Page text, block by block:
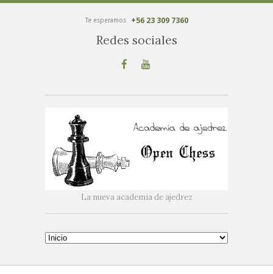
Te esperamos +56 23 309 7360
Redes sociales
La nueva academia de ajedrez